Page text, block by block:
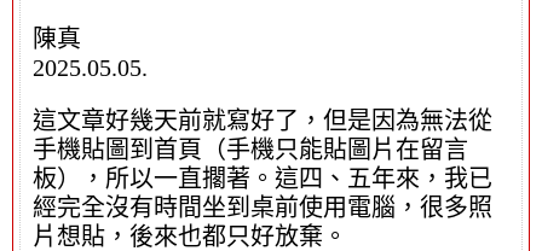
陳真
2025.05.05.
這文章好幾天前就寫好了，但是因為無法從
手機貼圖到首頁（手機只能貼圖片在留言
板），所以一直擱著。這四、五年來，我已
經完全沒有時間坐到桌前使用電腦，很多照
片想貼，後來也都只好放棄。